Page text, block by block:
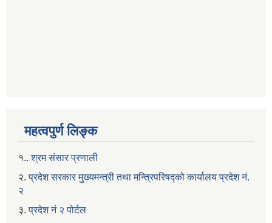
महत्वपुर्ण लिङ्क
१..श्रम संसार प्रणाली
२. प्रदेश सरकार मुख्यमन्त्री तथा मन्त्रिपरिषद्को कार्यालय प्रदेश नं.
२
३.प्रदेश नं २ पोर्टल